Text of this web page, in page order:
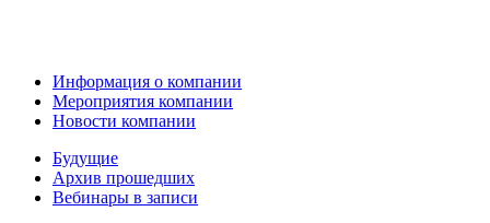
Информация о компании
Мероприятия компании
Новости компании
Будущие
Архив прошедших
Вебинары в записи